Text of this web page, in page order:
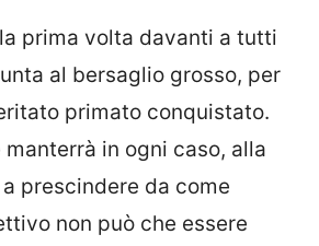
la prima volta davanti a tutti
al bersaglio grosso, per
primato conquistato.
in ogni caso, alla
prescindere da come
non può che essere